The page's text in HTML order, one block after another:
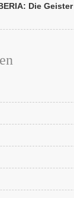
Die